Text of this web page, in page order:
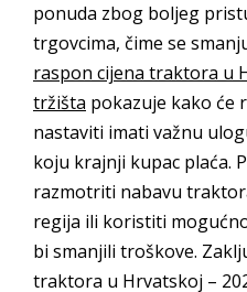
ponuda zbog boljeg
trgovcima, čime se
raspon cijena traktora u
tržišta pokazuje kako će
nastaviti imati važnu
koju krajnji kupac plaća.
razmotriti nabavu
regija ili koristiti
bi smanjili troškove.
traktora u Hrvatskoj –